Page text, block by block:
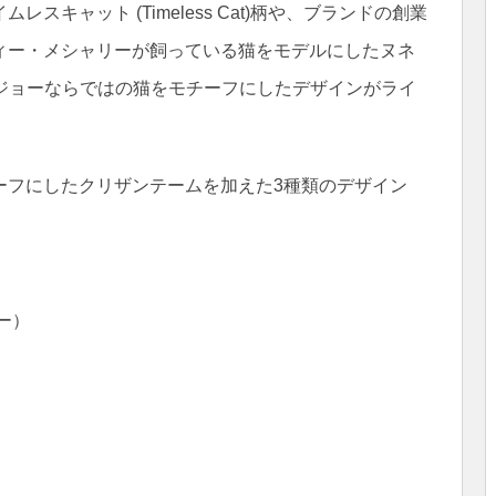
レスキャット (Timeless Cat)柄や、ブランドの創業
・メシャリーが飼っている猫をモデルにしたヌネ
ーならではの猫をモチーフにしたデザインがライ
にしたクリザンテームを加えた3種類のデザイン
）